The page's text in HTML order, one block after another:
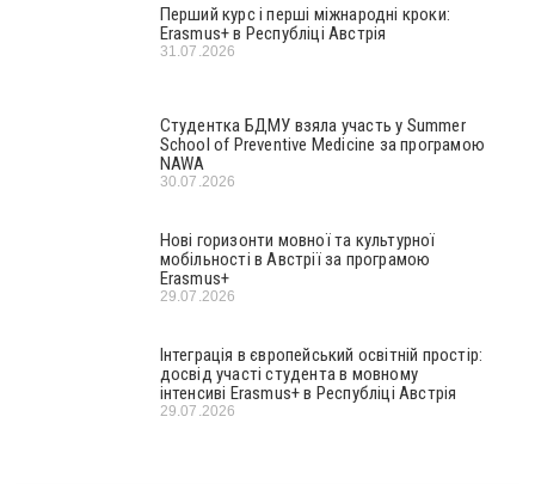
Перший курс і перші міжнародні кроки:
Erasmus+ в Республіці Австрія
31.07.2026
Студентка БДМУ взяла участь у Summer
School of Preventive Medicine за програмою
NAWA
30.07.2026
Нові горизонти мовної та культурної
мобільності в Австрії за програмою
Erasmus+
29.07.2026
Інтеграція в європейський освітній простір:
досвід участі студента в мовному
інтенсиві Erasmus+ в Республіці Австрія
29.07.2026